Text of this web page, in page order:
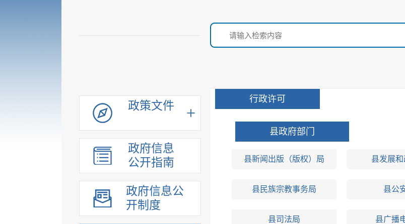
政策文件
政府信息
公开指南
政府信息公
开制度
行政许可
县政府部门
县新闻出版（版权）局 县发展
县民族宗教事务局 县公
县司法局 县广播